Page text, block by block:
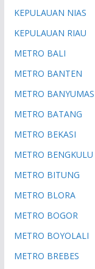
KEPULAUAN NIAS
KEPULAUAN RIAU
METRO BALI
METRO BANTEN
METRO BANYUMAS
METRO BATANG
METRO BEKASI
METRO BENGKULU
METRO BITUNG
METRO BLORA
METRO BOGOR
METRO BOYOLALI
METRO BREBES